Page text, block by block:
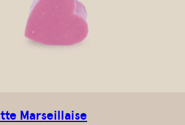
Marseillaise